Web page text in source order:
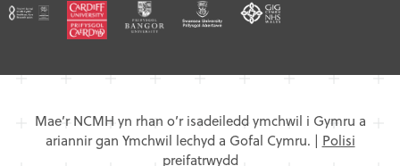
Mae’r NCMH yn rhan o’r isadeiledd ymchwil i Gymru a
ariannir gan Ymchwil lechyd a Gofal Cymru. | Polisi
preifatrwydd